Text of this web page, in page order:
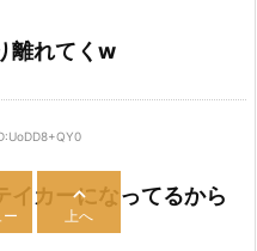
離れてくw
イカーになってるから
ー

上へ